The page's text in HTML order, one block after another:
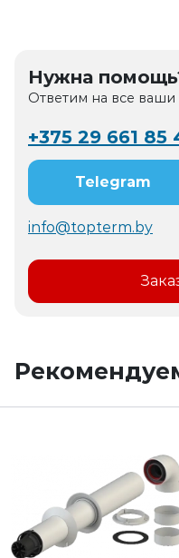
Нужна
Ответим на все
+375 29 661 85
Telegram
info@topterm.by